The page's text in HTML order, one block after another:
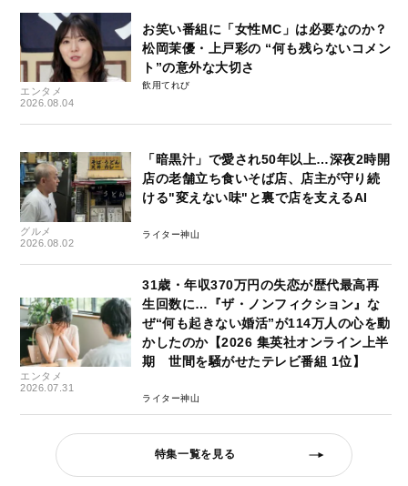
エンタメ
2026.08.04
お笑い番組に「女性MC」は必要なのか？
松岡茉優・上戸彩の “何も残らないコメン
ト”の意外な大切さ
飲用てれび
グルメ
2026.08.02
「暗黒汁」で愛され50年以上…深夜2時開
店の老舗立ち食いそば店、店主が守り続
ける"変えない味"と裏で店を支えるAI
ライター神山
エンタメ
2026.07.31
31歳・年収370万円の失恋が歴代最高再
生回数に…『ザ・ノンフィクション』な
ぜ“何も起きない婚活”が114万人の心を動
かしたのか【2026 集英社オンライン上半
期 世間を騒がせたテレビ番組 1位】
ライター神山
特集一覧を見る